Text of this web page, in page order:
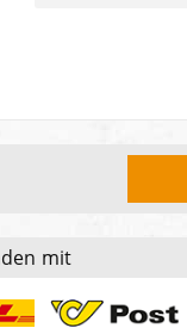
mit